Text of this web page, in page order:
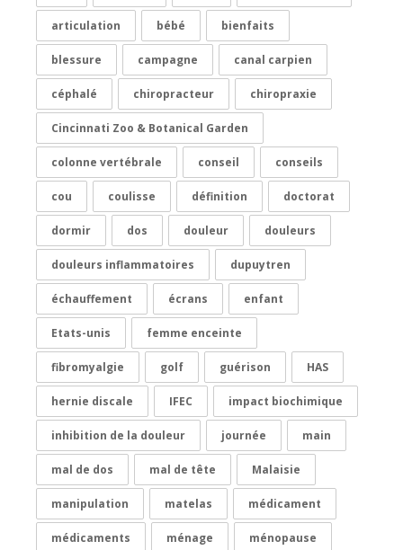
articulation bébé bienfaits
blessure campagne canal carpien
céphalé chiropracteur chiropraxie
Cincinnati Zoo & Botanical Garden
colonne vertébrale conseil conseils
cou coulisse définition doctorat
dormir dos douleur douleurs
douleurs inflammatoires dupuytren
échauffement écrans enfant
Etats-unis femme enceinte
fibromyalgie golf guérison HAS
hernie discale IFEC impact biochimique
inhibition de la douleur journée main
mal de dos mal de tête Malaisie
manipulation matelas médicament
médicaments ménage ménopause